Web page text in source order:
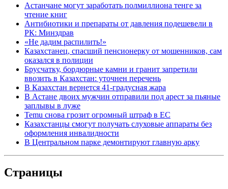
Астанчане могут заработать полмиллиона тенге за
чтение книг
Антибиотики и препараты от давления подешевели в
РК: Минздрав
«Не дадим распилить!»
Казахстанец, спасший пенсионерку от мошенников, сам
оказался в полиции
Брусчатку, бордюрные камни и гранит запретили
ввозить в Казахстан: уточнен перечень
В Казахстан вернется 41-градусная жара
В Астане двоих мужчин отправили под арест за пьяные
заплывы в луже
Temu снова грозит огромный штраф в ЕС
Казахстанцы смогут получать слуховые аппараты без
оформления инвалидности
В Центральном парке демонтируют главную арку
Страницы